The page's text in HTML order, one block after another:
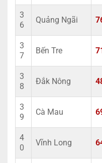
3
6
Quảng Ngãi
3
7
Bến Tre
3
8
Đắk Nông
3
9
Cà Mau
4
0
Vĩnh Long